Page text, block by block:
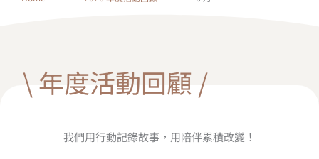
\ 年度活動回顧 /
我們用行動記錄故事，用陪伴累積改變！